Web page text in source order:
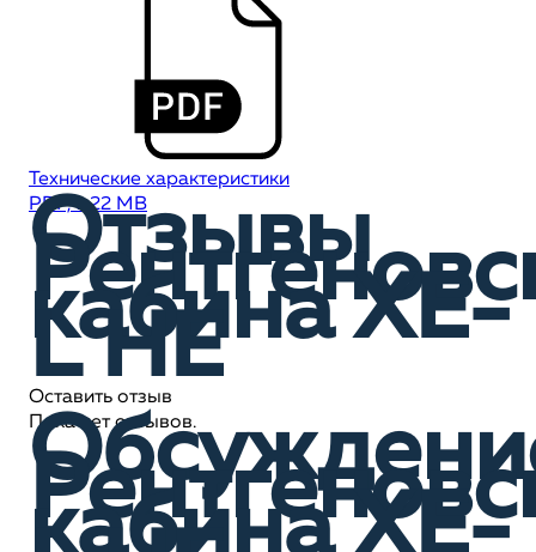
Технические характеристики
PDF, 1,22 MB
Отзывы
кабина XE-
L HE
Оставить отзыв
Пока нет отзывов.
кабина XE-